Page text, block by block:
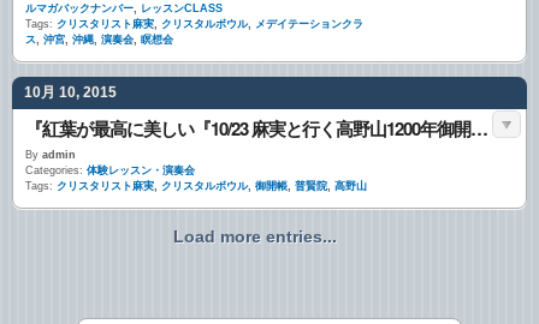
ルマガバックナンバー, レッスンCLASS
Tags: クリスタリスト麻実, クリスタルボウル, メデイテーションクラ
ス, 沖宮, 沖縄, 演奏会, 瞑想会
10月 10, 2015
『紅葉が最高に美しい『10/23 麻実と行く高野山1200年御開帳強運ツアー・・ 』
By admin
Categories: 体験レッスン・演奏会
Tags: クリスタリスト麻実, クリスタルボウル, 御開帳, 普賢院, 高野山
Load more entries...